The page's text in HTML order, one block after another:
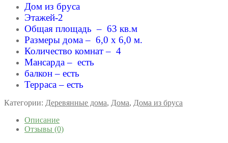
Дом из бруса
Этажей-2
Общая площадь – 63 кв.м
Размеры дома – 6,0 x 6,0 м.
Количество комнат – 4
Мансарда – есть
балкон – есть
Терраса – есть
Категории: Деревянные дома, Дома, Дома из бруса
Описание
Отзывы (0)